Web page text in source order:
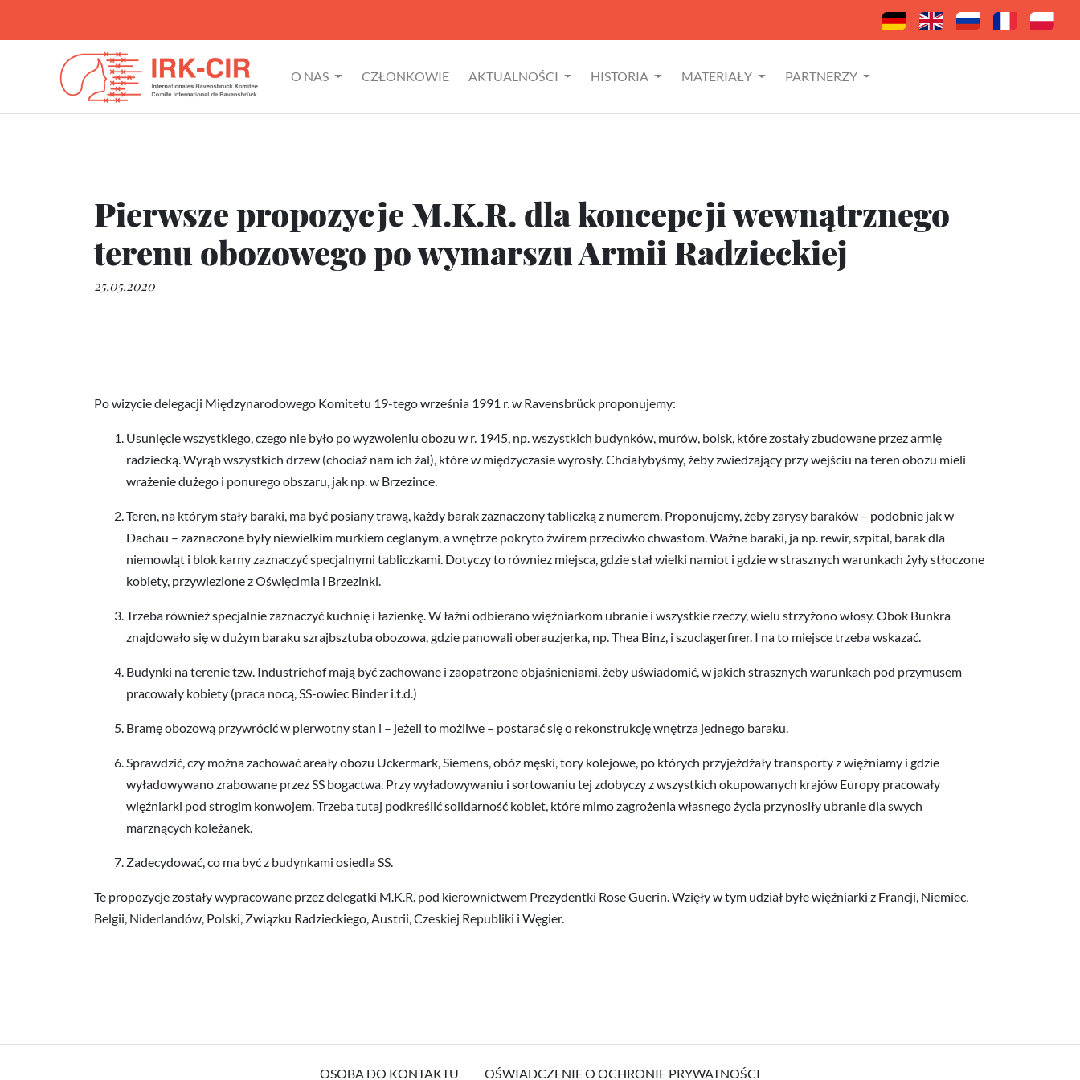
O NAS CZŁONKOWIE AKTUALNOŚCI HISTORIA MATERIAŁY PARTNERZY
Pierwsze propozycje M.K.R. dla koncepcji wewnątrznego
terenu obozowego po wymarszu Armii Radzieckiej
25.05.2020
Po wizycie delegacji Międzynarodowego Komitetu 19-tego września 1991 r. w Ravensbrück proponujemy:
Usunięcie wszystkiego, czego nie było po wyzwoleniu obozu w r. 1945, np. wszystkich budynków, murów, boisk, które zostały zbudowane przez armię
radziecką. Wyrąb wszystkich drzew (chociaż nam ich żal), które w międzyczasie wyrosły. Chciałybyśmy, żeby zwiedzający przy wejściu na teren obozu mieli
wrażenie dużego i ponurego obszaru, jak np. w Brzezince.
Teren, na którym stały baraki, ma być posiany trawą, każdy barak zaznaczony tabliczką z numerem. Proponujemy, żeby zarysy baraków – podobnie jak w
Dachau – zaznaczone były niewielkim murkiem ceglanym, a wnętrze pokryto żwirem przeciwko chwastom. Ważne baraki, ja np. rewir, szpital, barak dla
niemowląt i blok karny zaznaczyć specjalnymi tabliczkami. Dotyczy to równiez miejsca, gdzie stał wielki namiot i gdzie w strasznych warunkach żyły stłoczone
kobiety, przywiezione z Oświęcimia i Brzezinki.
Trzeba również specjalnie zaznaczyć kuchnię i łazienkę. W łaźni odbierano więźniarkom ubranie i wszystkie rzeczy, wielu strzyżono włosy. Obok Bunkra
znajdowało się w dużym baraku szrajbsztuba obozowa, gdzie panowali oberauzjerka, np. Thea Binz, i szuclagerfirer. I na to miejsce trzeba wskazać.
Budynki na terenie tzw. Industriehof mają być zachowane i zaopatrzone objaśnieniami, żeby uświadomić, w jakich strasznych warunkach pod przymusem
pracowały kobiety (praca nocą, SS-owiec Binder i.t.d.)
Bramę obozową przywrócić w pierwotny stan i – jeżeli to możliwe – postarać się o rekonstrukcję wnętrza jednego baraku.
Sprawdzić, czy można zachować areały obozu Uckermark, Siemens, obóz męski, tory kolejowe, po których przyjeżdżały transporty z więźniamy i gdzie
wyładowywano zrabowane przez SS bogactwa. Przy wyładowywaniu i sortowaniu tej zdobyczy z wszystkich okupowanych krajów Europy pracowały
więźniarki pod strogim konwojem. Trzeba tutaj podkreślić solidarność kobiet, które mimo zagrożenia własnego życia przynosiły ubranie dla swych
marznących koleżanek.
Zadecydować, co ma być z budynkami osiedla SS.
Te propozycje zostały wypracowane przez delegatki M.K.R. pod kierownictwem Prezydentki Rose Guerin. Wzięły w tym udział byłe więźniarki z Francji, Niemiec,
Belgii, Niderlandów, Polski, Związku Radzieckiego, Austrii, Czeskiej Republiki i Węgier.
OSOBA DO KONTAKTU OŚWIADCZENIE O OCHRONIE PRYWATNOŚCI